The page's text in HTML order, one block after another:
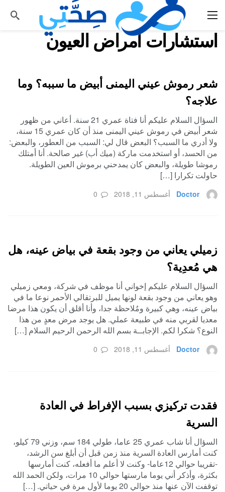
استشارات امراض العيون
شعر رموش عيني اليمنى أبيض ما سببه؟ وما
علاجه؟
السؤال السلام عليكم أنا فتاة عمري 21 سنة. أعاني من ظهور
شعر أبيض في رموش عيني اليمنى منذ أن كان عمري 15 سنة،
ولا أدري ما السبب؟ البعض قال لي: السبب من العطور، والبعض:
من الحسد، أو استخدمت ماركة (ميك أب) غير صالحة. أنا أمتلك
رموشا طويلة، والبعض كان يمدحني برموش العين الطويلة.
حاولت تكرارا […]
Doctor أغسطس 11, 2018 0
زميلي يعاني من وجود بقعة في بياض عينه، هل
هي مُعدِية؟
السؤال السلام عليكم إخواني أنا موظف في شركة، ومعي زميلي
وهو يعاني من وجود بقعة لونها يميل للبرتقالي الأحمر نوعا ما في
بياض عينه، وهي كبيرة ومُلاحظة جدا، وأنا أقلق أن يكون هذا مرضا
معديا لقربي منه في طبيعة عملي. هل يوجد مرض معدٍ من هذا
النوع؟ شكرا لكم. الإجابــة بسم الله الرحمن الرحيم السلام […]
Doctor أغسطس 11, 2018 0
فقدت تركيزي بسبب الإفراط في العادة
السرية
السؤال أنا شاب عمري 25 عاما، طولي 184 سم، وزني 79 كيلو،
كنت أمارس العادة السرية منذ زمن قبل أن أبلغ سن الرشد،
-تقريبا حوالي 12عاما- وكنت لا أعلم ما أفعله، كنت أمارسها
بكثرة، وأذكر أني يوما مارستها حوالي 10 مرات، ولكن الحمد الله
توقفت الآن عنها منذ حوالي 20 يوما لأول مرة في حياتي. […]